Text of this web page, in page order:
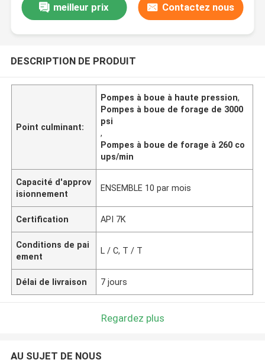
meilleur prix Contactez nous
DESCRIPTION DE PRODUIT
Point culminant:
Pompes à boue à haute pression,
Pompes à boue de forage de 3000
psi
,
Pompes à boue de forage à 260 co
ups/min
Capacité d'approv
isionnement
ENSEMBLE 10 par mois
Certification API 7K
Conditions de pai
ement
L / C, T / T
Délai de livraison 7 jours
Regardez plus
AU SUJET DE NOUS